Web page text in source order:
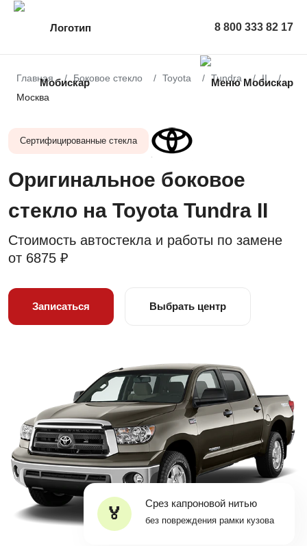
8 800 333 82 17
Главная Боковое стекло Toyota Tundra
II
Москва
Сертифицированные стекла
Оригинальное боковое
стекло на Toyota Tundra II
Стоимость автостекла и работы по замене
от 6875 ₽
Записаться Выбрать центр
Срез капроновой нитью
без повреждения рамки кузова